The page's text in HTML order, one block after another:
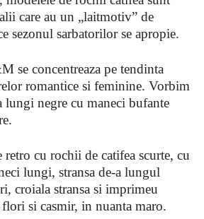
care au un „laitmotiv” de
sezonul sarbatorilor se apropie.
se concentreaza pe tendinta
romantice si feminine. Vorbim
lungi negre cu maneci bufante
retro cu rochii de catifea scurte, cu
lungi, stransa de-a lungul
croiala stransa si imprimeu
si casmir, in nuanta maro.